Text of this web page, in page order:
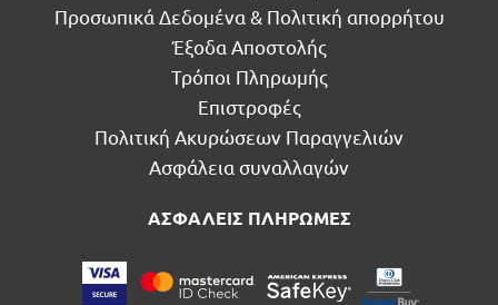
Προσωπικά Δεδομένα & Πολιτική απορρήτου
Έξοδα Αποστολής
Τρόποι Πληρωμής
Επιστροφές
Πολιτική Ακυρώσεων Παραγγελιών
Ασφάλεια συναλλαγών
ΑΣΦΑΛΕΙΣ ΠΛΗΡΩΜΕΣ